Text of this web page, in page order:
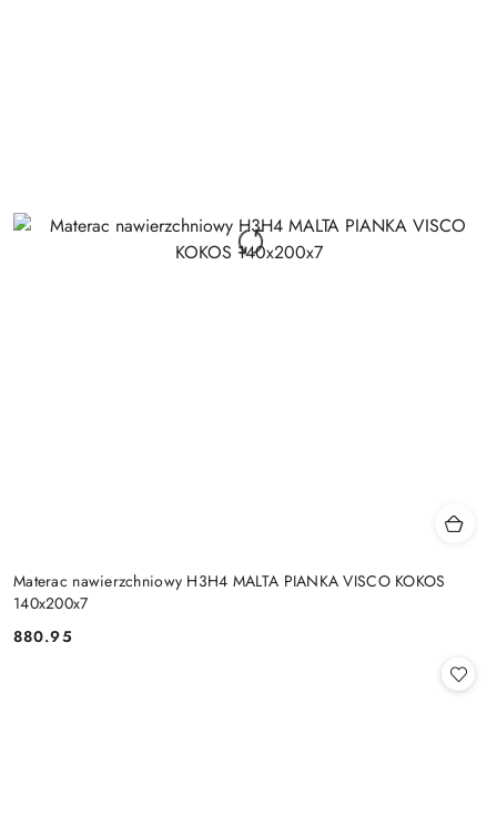
Materac nawierzchniowy H3H4 MALTA PIANKA VISCO KOKOS
140x200x7
Cena:
880.95